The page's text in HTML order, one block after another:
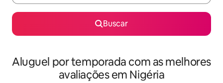
Buscar
Aluguel por temporada com as melhores
avaliações em Nigéria